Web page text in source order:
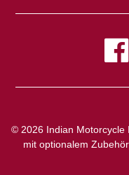
© 2026 Indian Motorcycle
mit optionalem